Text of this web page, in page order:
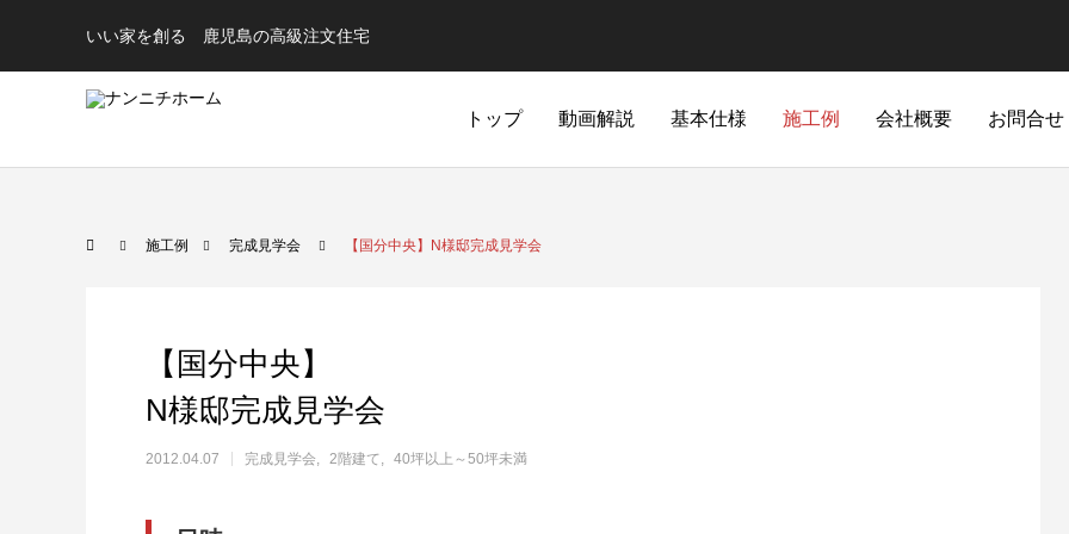
いい家を創る 鹿児島の高級注文住宅
トップ 動画解説 基本仕様 施工例 会社概要 お問合せ
施工例 完成見学会 【国分中央】N様邸完成見学会
【国分中央】
N様邸完成見学会
2012.04.07 完成見学会 2階建て 40坪以上～50坪未満